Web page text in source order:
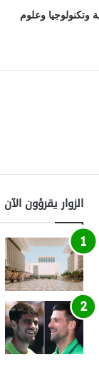
وتكنولوجيا وعلوم
مكة»
الزوار يقرؤون الآن